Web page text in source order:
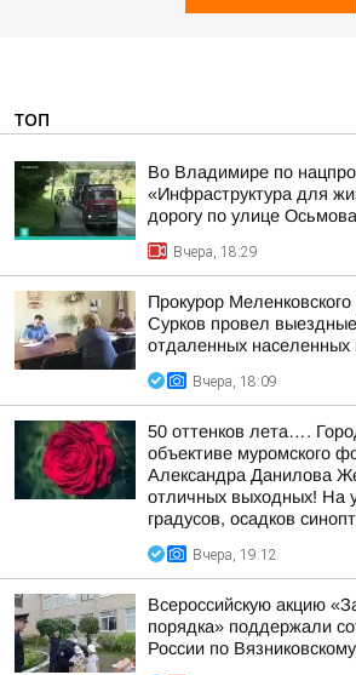
ТОП
Во Владимире по
«Инфраструктура для
дорогу по улице Осьмова
Вчера, 18:29
Прокурор
Сурков провел
отдаленных населенных
Вчера, 18:09
50 оттенков лета….
объективе муромского
Александра Данилова
отличных выходных! На
градусов, осадков
Вчера, 19:12
Всероссийскую акцию
порядка» поддержали
России по